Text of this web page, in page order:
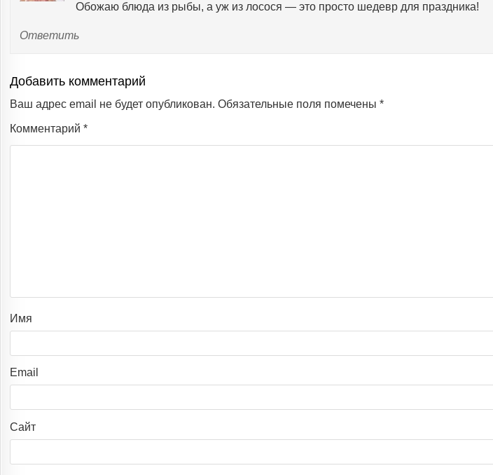
Обожаю блюда из рыбы, а уж из лосося — это просто шедевр для праздника!
Ответить
Добавить комментарий
Ваш адрес email не будет опубликован. Обязательные поля помечены *
Комментарий *
Имя
Email
Сайт